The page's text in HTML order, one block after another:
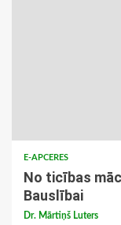
E-APCERES
No ticības
Bauslībai
Dr. Mārtiņš Luters